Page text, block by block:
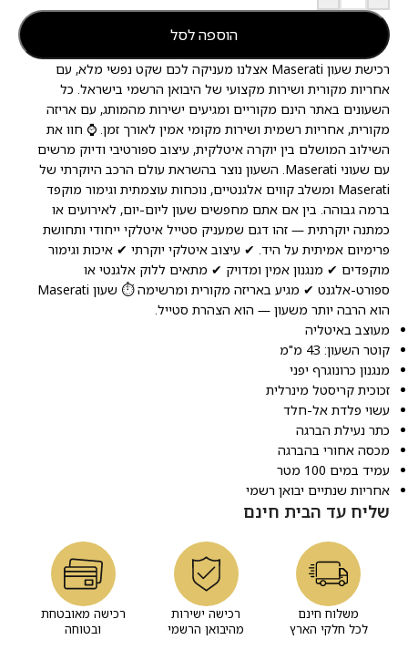
הוספה לסל
רכישת שעון Maserati אצלנו מעניקה לכם שקט נפשי מלא, עם
אחריות מקורית ושירות מקצועי של היבואן הרשמי בישראל. כל
השעונים באתר הינם מקוריים ומגיעים ישירות מהמותג, עם אריזה
מקורית, אחריות רשמית ושירות מקומי אמין לאורך זמן. ⌚ חוו את
השילוב המושלם בין יוקרה איטלקית, עיצוב ספורטיבי ודיוק מרשים
עם שעוני Maserati. השעון נוצר בהשראת עולם הרכב היוקרתי של
Maserati ומשלב קווים אלגנטיים, נוכחות עוצמתית וגימור מוקפד
ברמה גבוהה. בין אם אתם מחפשים שעון ליום-יום, לאירועים או
כמתנה יוקרתית — זהו דגם שמעניק סטייל איטלקי ייחודי ותחושת
פרימיום אמיתית על היד. ✔ עיצוב איטלקי יוקרתי ✔ איכות וגימור
מוקפדים ✔ מנגנון אמין ומדויק ✔ מתאים ללוק אלגנטי או
ספורט-אלגנט ✔ מגיע באריזה מקורית ומרשימה ⏱️ שעון Maserati
הוא הרבה יותר משעון — הוא הצהרת סטייל.
מעוצב באיטליה
קוטר השעון: 43 מ"מ
מנגנון כרונוגרף יפני
זכוכית קריסטל מינרלית
עשוי פלדת אל-חלד
כתר נעילת הברגה
מכסה אחורי בהברגה
עמיד במים 100 מטר
אחריות שנתיים יבואן רשמי
שליח עד הבית חינם
משלוח חינם
לכל חלקי הארץ
רכישה ישירות
מהיבואן הרשמי
רכישה מאובטחת
ובטוחה